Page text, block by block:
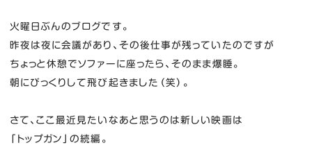
火曜日ぶんのブログです。
昨夜は夜に会議があり、その後仕事が残っていたのですが
ちょっと休憩でソファーに座ったら、そのまま爆睡。
朝にびっくりして飛び起きました（笑）。
さて、ここ最近見たいなあと思うのは新しい映画は
「トップガン」の続編。